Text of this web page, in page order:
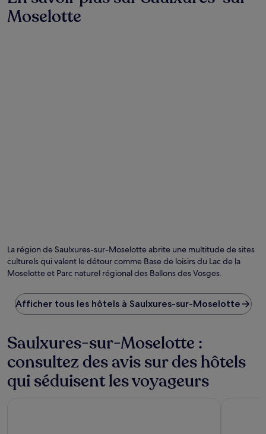
Moselotte
La région de Saulxures-sur-Moselotte abrite une multitude de sites
culturels qui valent le détour comme Base de loisirs du Lac de la
Moselotte et Parc naturel régional des Ballons des Vosges.
Afficher tous les hôtels à Saulxures-sur-Moselotte
Saulxures-sur-Moselotte :
consultez des avis sur des hôtels
qui séduisent les voyageurs